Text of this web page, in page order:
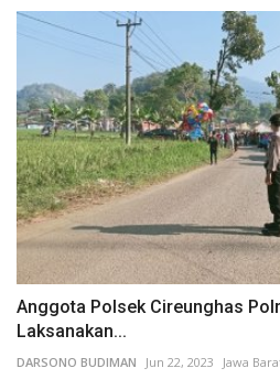
Anggota Polsek Cireunghas
Laksanakan...
DARSONO BUDIMAN Jun 22, 2023 Jawa